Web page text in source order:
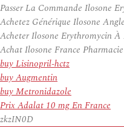
Passer La Commande Ilosone
Achetez Générique Ilosone
Acheter Ilosone Erythromycin À
Achat Ilosone France Pharmacie
buy Lisinopril-hctz
buy Augmentin
buy Metronidazole
Prix Adalat 10 mg En France
zkzIN0D